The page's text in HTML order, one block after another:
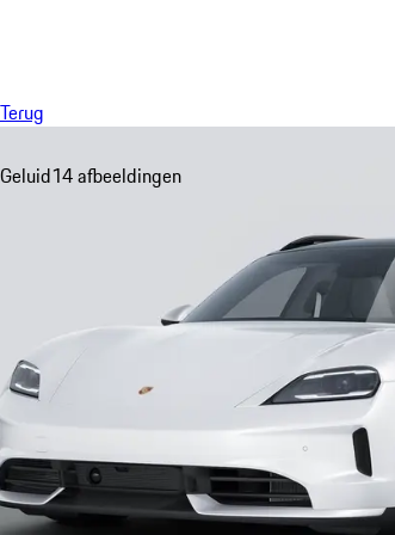
Terug
Geluid14 afbeeldingen